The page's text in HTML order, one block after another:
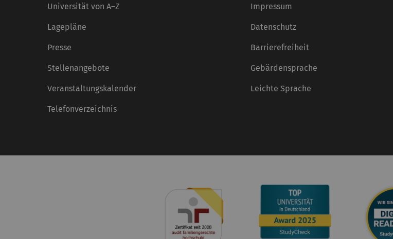
Universität von A–Z
Lagepläne
Presse
Stellenangebote
Veranstaltungskalender
Telefonverzeichnis
Impressum
Datenschutz
Barrierefreiheit
Gebärdensprache
Leichte Sprache